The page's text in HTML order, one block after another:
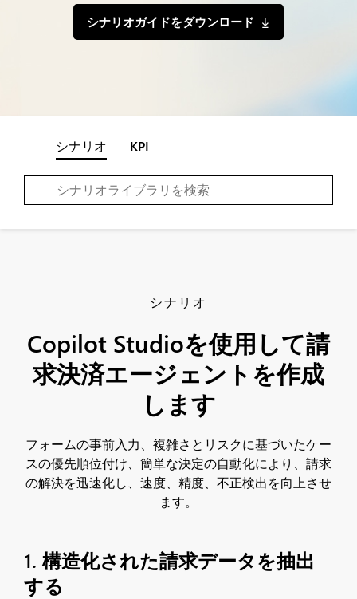
シナリオガイドをダウンロード
シナリオ KPI
シナリオ
Copilot Studioを使用して請
求決済エージェントを作成
します
フォームの事前入力、複雑さとリスクに基づいたケー
スの優先順位付け、簡単な決定の自動化により、請求
の解決を迅速化し、速度、精度、不正検出を向上させ
ます。
1. 構造化された請求データを抽出
する